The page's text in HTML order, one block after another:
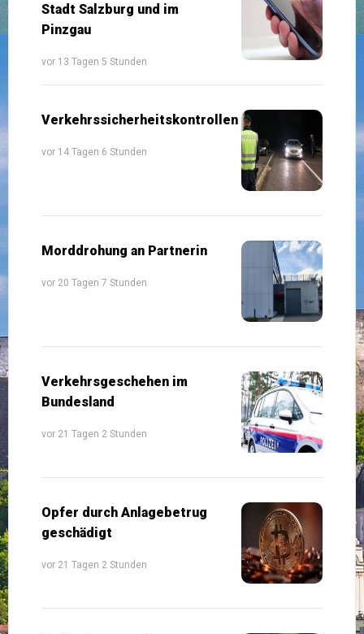
Stadt Salzburg und im
Pinzgau
vor 13 Tagen 5 Stunden
Verkehrssicherheitskontrollen
vor 14 Tagen 6 Stunden
Morddrohung an Partnerin
vor 20 Tagen 7 Stunden
Verkehrsgeschehen im
Bundesland
vor 21 Tagen 2 Stunden
Opfer durch Anlagebetrug
geschädigt
vor 21 Tagen 2 Stunden